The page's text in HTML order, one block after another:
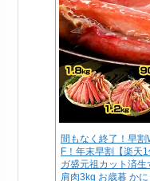
間もなく終了！早
F！年末早割【楽天
ガ盛元祖カット済
肩肉3kg お歳暮 か